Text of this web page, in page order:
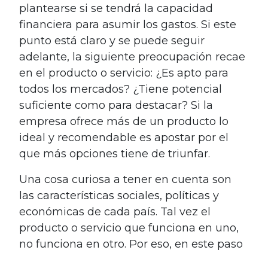
plantearse si se tendrá la capacidad
financiera para asumir los gastos. Si este
punto está claro y se puede seguir
adelante, la siguiente preocupación recae
en el producto o servicio: ¿Es apto para
todos los mercados? ¿Tiene potencial
suficiente como para destacar? Si la
empresa ofrece más de un producto lo
ideal y recomendable es apostar por el
que más opciones tiene de triunfar.
Una cosa curiosa a tener en cuenta son
las características sociales, políticas y
económicas de cada país. Tal vez el
producto o servicio que funciona en uno,
no funciona en otro. Por eso, en este paso